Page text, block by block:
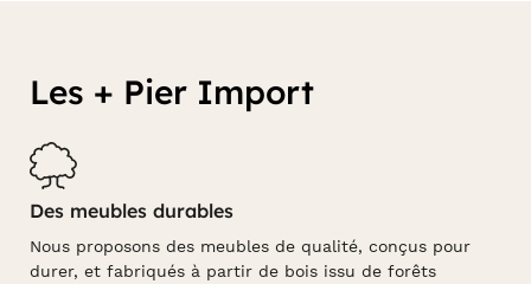
Les + Pier Import
Des meubles durables
Nous proposons des meubles de qualité, conçus pour
durer, et fabriqués à partir de bois issu de forêts